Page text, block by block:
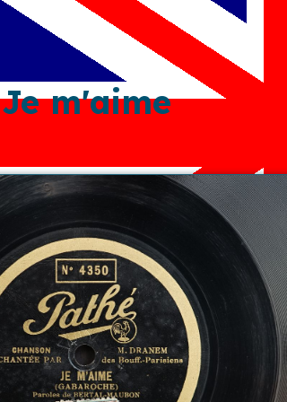
Je m'aime